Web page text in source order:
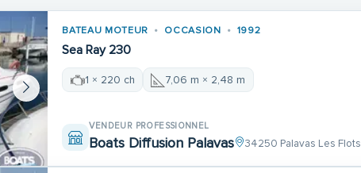
BATEAU MOTEUR OCCASION 1992
Sea Ray 230
1 × 220 ch 7,06 m × 2,48 m
VENDEUR PROFESSIONNEL
Boats Diffusion Palavas 34250 Palavas Les Flots